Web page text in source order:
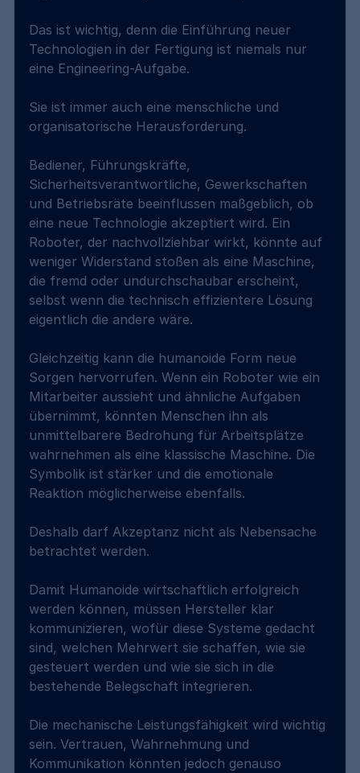
Das ist wichtig, denn die Einführung neuer
Technologien in der Fertigung ist niemals nur
eine Engineering-Aufgabe.
Sie ist immer auch eine menschliche und
organisatorische Herausforderung.
Bediener, Führungskräfte,
Sicherheitsverantwortliche, Gewerkschaften
und Betriebsräte beeinflussen maßgeblich, ob
eine neue Technologie akzeptiert wird. Ein
Roboter, der nachvollziehbar wirkt, könnte auf
weniger Widerstand stoßen als eine Maschine,
die fremd oder undurchschaubar erscheint,
selbst wenn die technisch effizientere Lösung
eigentlich die andere wäre.
Gleichzeitig kann die humanoide Form neue
Sorgen hervorrufen. Wenn ein Roboter wie ein
Mitarbeiter aussieht und ähnliche Aufgaben
übernimmt, könnten Menschen ihn als
unmittelbarere Bedrohung für Arbeitsplätze
wahrnehmen als eine klassische Maschine. Die
Symbolik ist stärker und die emotionale
Reaktion möglicherweise ebenfalls.
Deshalb darf Akzeptanz nicht als Nebensache
betrachtet werden.
Damit Humanoide wirtschaftlich erfolgreich
werden können, müssen Hersteller klar
kommunizieren, wofür diese Systeme gedacht
sind, welchen Mehrwert sie schaffen, wie sie
gesteuert werden und wie sie sich in die
bestehende Belegschaft integrieren.
Die mechanische Leistungsfähigkeit wird wichtig
sein. Vertrauen, Wahrnehmung und
Kommunikation könnten jedoch genauso